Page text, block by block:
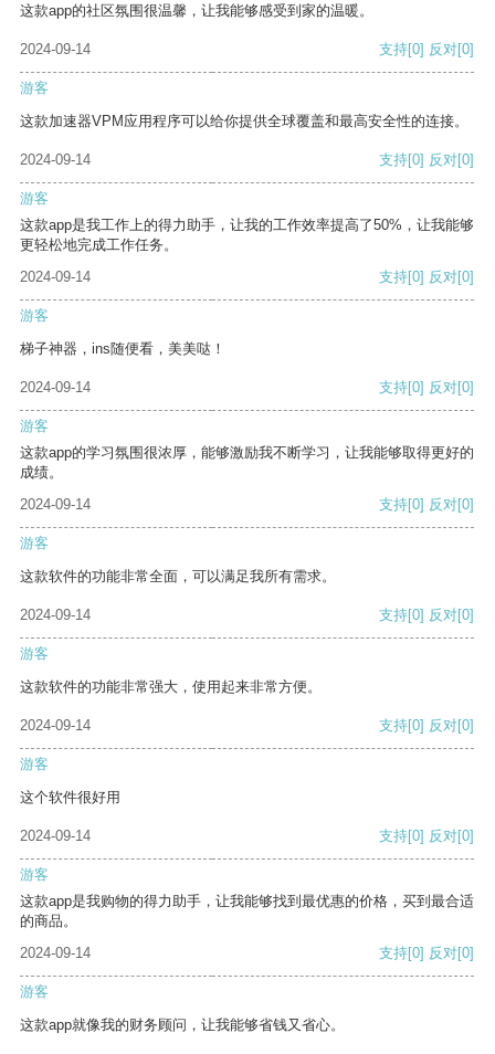
这款app的社区氛围很温馨，让我能够感受到家的温暖。
2024-09-14 支持[0] 反对[0]
游客
这款加速器VPM应用程序可以给你提供全球覆盖和最高安全性的连接。
2024-09-14 支持[0] 反对[0]
游客
这款app是我工作上的得力助手，让我的工作效率提高了50%，让我能够
更轻松地完成工作任务。
2024-09-14
支持[0] 反对[0]
游客
梯子神器，ins随便看，美美哒！
2024-09-14 支持[0] 反对[0]
游客
这款app的学习氛围很浓厚，能够激励我不断学习，让我能够取得更好的
成绩。
2024-09-14
支持[0] 反对[0]
游客
这款软件的功能非常全面，可以满足我所有需求。
2024-09-14 支持[0] 反对[0]
游客
这款软件的功能非常强大，使用起来非常方便。
2024-09-14 支持[0] 反对[0]
游客
这个软件很好用
2024-09-14 支持[0] 反对[0]
游客
这款app是我购物的得力助手，让我能够找到最优惠的价格，买到最合适
的商品。
2024-09-14
支持[0] 反对[0]
游客
这款app就像我的财务顾问，让我能够省钱又省心。